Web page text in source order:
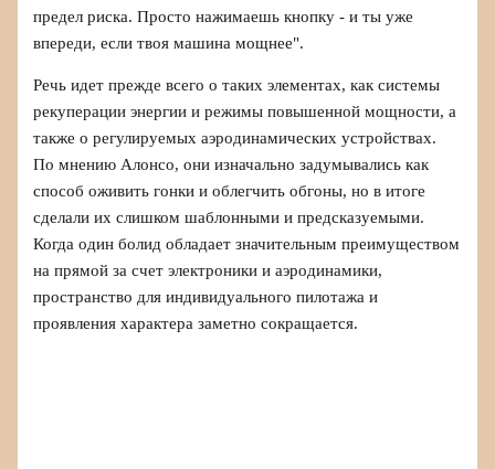
предел риска. Просто нажимаешь кнопку - и ты уже
впереди, если твоя машина мощнее".
Речь идет прежде всего о таких элементах, как системы
рекуперации энергии и режимы повышенной мощности, а
также о регулируемых аэродинамических устройствах.
По мнению Алонсо, они изначально задумывались как
способ оживить гонки и облегчить обгоны, но в итоге
сделали их слишком шаблонными и предсказуемыми.
Когда один болид обладает значительным преимуществом
на прямой за счет электроники и аэродинамики,
пространство для индивидуального пилотажа и
проявления характера заметно сокращается.